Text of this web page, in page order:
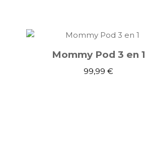
Mommy Pod 3 en 1
99,99 €